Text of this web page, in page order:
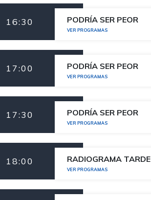
16:30 PODRÍA SER PEOR
VER PROGRAMAS
17:00 PODRÍA SER PEOR
VER PROGRAMAS
17:30 PODRÍA SER PEOR
VER PROGRAMAS
18:00 RADIOGRAMA TARDE
VER PROGRAMAS